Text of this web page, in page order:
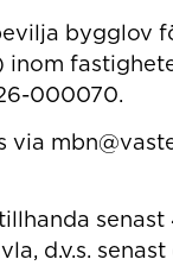
bygglov
000070.
d.v.s.